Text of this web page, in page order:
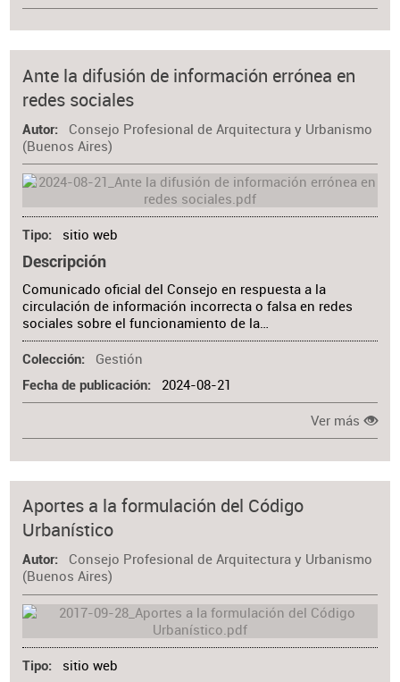
Ante la difusión de información errónea en
redes sociales
Autor
Consejo Profesional de Arquitectura y Urbanismo
(Buenos Aires)
Tipo sitio web
Descripción
Comunicado oficial del Consejo en respuesta a la
circulación de información incorrecta o falsa en redes
sociales sobre el funcionamiento de la…
Colección Gestión
Fecha de publicación 2024-08-21
Ver más
Aportes a la formulación del Código
Urbanístico
Autor
Consejo Profesional de Arquitectura y Urbanismo
(Buenos Aires)
Tipo sitio web